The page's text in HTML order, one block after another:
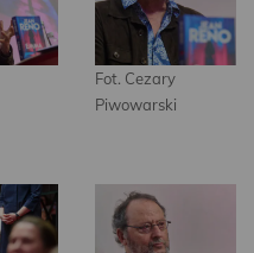
Fot. Cezary
Piwowarski